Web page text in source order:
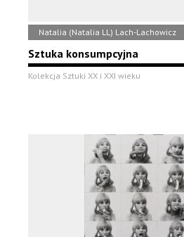
Natalia (Natalia LL) Lach-Lachowicz
Sztuka konsumpcyjna
Kolekcja Sztuki XX i XXI wieku